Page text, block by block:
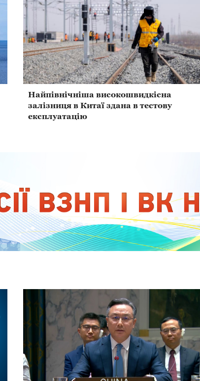
Найпівнічніша високошвидкісна
залізниця в Китаї здана в тестову
експлуатацію